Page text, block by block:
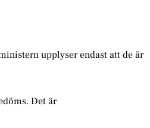
upplyser endast att de är
Det är